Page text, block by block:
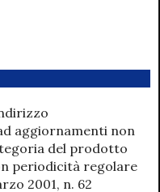
aggiornamenti non
del prodotto
periodicità regolare
2001, n. 62